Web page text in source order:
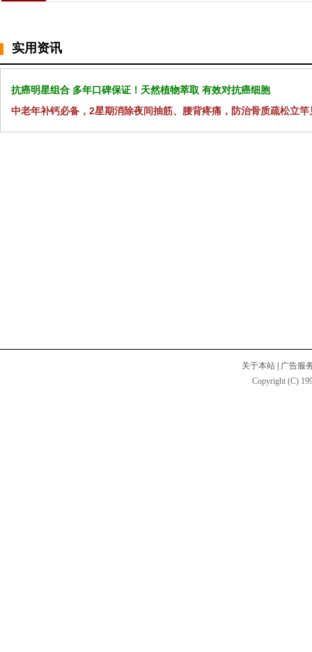
实用资讯
抗癌明星组合 多年口碑保证！天然植物萃取 有效对抗癌细胞
中老年补钙必备，2星期消除夜间抽筋、腰背疼痛，防治骨质疏松立竿
关于本站
广告服
Copyright (C)